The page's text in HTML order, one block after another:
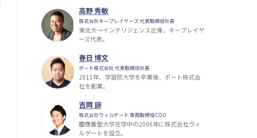
高野 秀敏
株式会社キープレイヤーズ 代表取締役社長
東北大→インテリジェンス出身、キープレイヤ
ーズ代表。
春日 博文
ポート株式会社 代表取締役社長
2011年、学習院大学を卒業後、ポート株式会
社を創業。
吉岡 諒
株式会社ウィルゲート 専務取締役COO
慶應義塾大学在学中の2006年に株式会社ウィ
ルゲートを設立。